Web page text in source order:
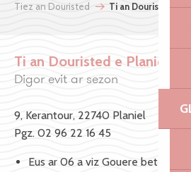
Tiez an Douristed
Ti an Douristed e
Ti an Douristed e Planiel
Digor evit ar sezon
9, Kerantour, 22740 Planiel
Pgz. 02 96 22 16 45
Eus ar 06 a viz Gouere betek ar